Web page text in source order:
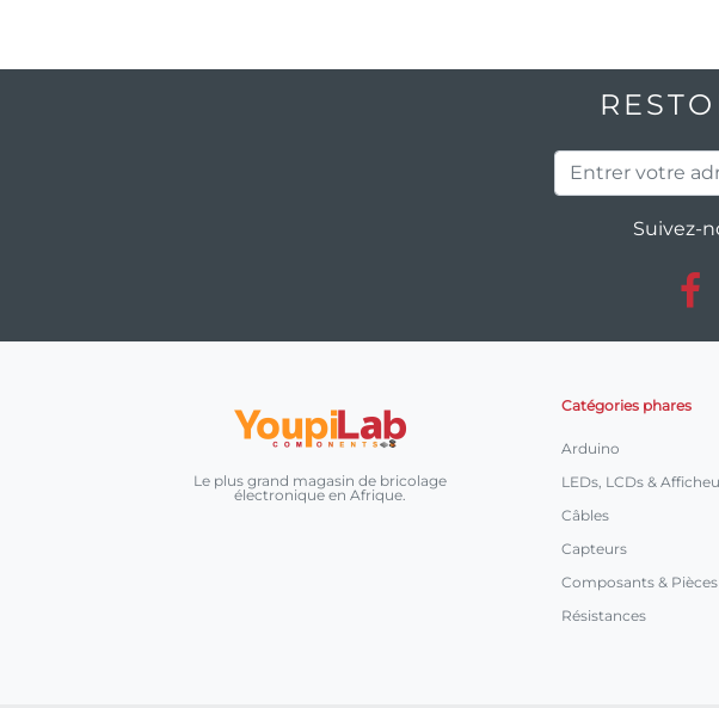
Suivez-
Le plus grand magasin de bricolage
électronique en Afrique.
Catégories phares
Arduino
LEDs, LCDs &
Câbles
Capteurs
Composants & Pièces
Résistances